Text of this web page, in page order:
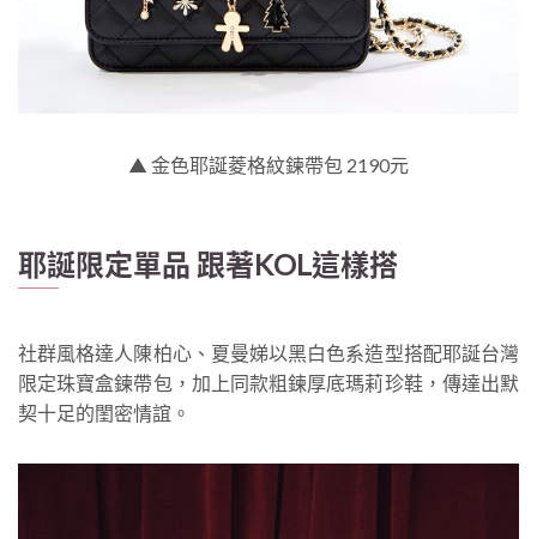
▲ 金色耶誕菱格紋鍊帶包 2190元
耶誕限定單品 跟著KOL這樣搭
社群風格達人陳柏心、夏曼娣以黑白色系造型搭配耶誕台灣
限定珠寶盒鍊帶包，加上同款粗鍊厚底瑪莉珍鞋，傳達出默
契十足的閨密情誼。